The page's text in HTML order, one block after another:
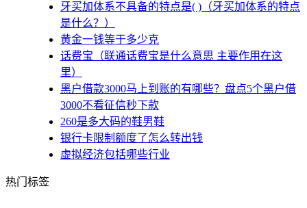
牙买加体系不具备的特点是( )（牙买加体系的特点
是什么？）
黄金一钱等于多少克
话费宝（联通话费宝是什么意思 主要作用在这
里）
黑户借款3000马上到账的有哪些？盘点5个黑户借
3000不看征信秒下款
260是多大码的鞋男鞋
银行卡限制额度了怎么转出钱
虚拟经济包括哪些行业
热门标签